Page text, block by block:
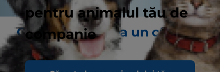
pentru animalul tău de
companie
Cum vede lumea un câine
de talie mică
În primul rând, încercați să coborâți la nivelul